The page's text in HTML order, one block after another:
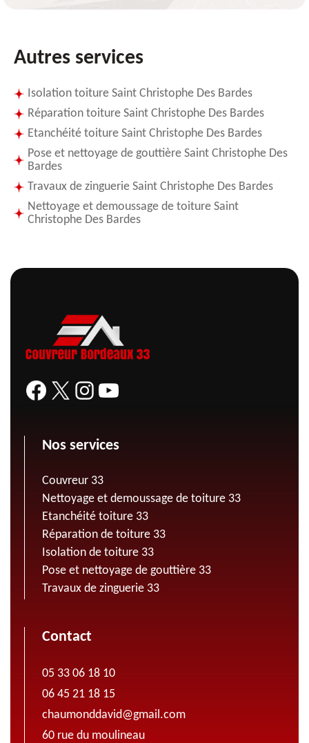
Autres services
Isolation toiture Saint Christophe Des Bardes
Réparation toiture Saint Christophe Des Bardes
Etanchéité toiture Saint Christophe Des Bardes
Pose et nettoyage de gouttière Saint Christophe Des
Bardes
Travaux de zinguerie Saint Christophe Des Bardes
Nettoyage et demoussage de toiture Saint
Christophe Des Bardes
Nos services
Couvreur 33
Nettoyage et demoussage de toiture 33
Etanchéité toiture 33
Réparation de toiture 33
Isolation de toiture 33
Pose et nettoyage de gouttière 33
Travaux de zinguerie 33
Contact
05 33 06 18 10
06 45 21 18 15
chaumonddavid@gmail.com
60 rue du moulineau